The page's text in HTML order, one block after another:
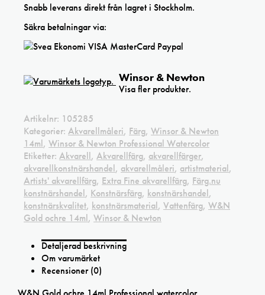
Snabb leverans direkt från lagret i Stockholm.
Säkra betalningar via:
Winsor & Newton
Visa fler produkter.
Artikelnr: 105285
Kategorier: Akvarellmåleri, Färg, Winsor & Newton
14ml, Winsor & Newton Professional Watercolor
Etiketter: Akvarell, Akvarellfärg, akvarellfärger,
akvarellkonstnärshandel, akvarellmåleri, artistmaterial,
Artists' akvarellfärg, Extra Fine akvarellfärg, Färg.nu
konstnärshandel, Konstnärsfärg, konstnärshandel,
konstnärskvalitet, konstnärsmaterial, Vattenfärg, W&N
Gold ochre 14ml, Winsor & Newton
Detaljerad beskrivning
Om varumärket
Recensioner (0)